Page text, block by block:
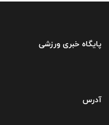
پایگاه خبری ورزشی
آدرس